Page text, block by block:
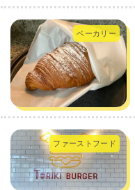
ベーカリー
ファーストフード